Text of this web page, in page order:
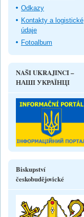
Odkazy
Kontakty a logistické
údaje
Fotoalbum
NAŠI UKRAJINCI –
НАШІ УКРАЇНЦІ
Biskupství
českobudějovické